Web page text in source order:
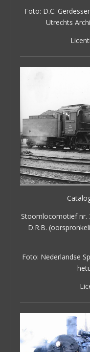
Foto: D.C.
Utrechts
Stoomlocomotief nr.
D.R.B.
Foto: Nederlandse